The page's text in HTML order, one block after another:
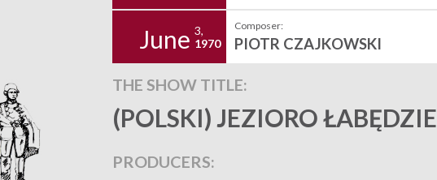
June 3,
1970
Composer:
PIOTR CZAJKOWSKI
THE SHOW TITLE:
(POLSKI) JEZIORO ŁABĘDZIE
PRODUCERS: